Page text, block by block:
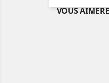
VOUS